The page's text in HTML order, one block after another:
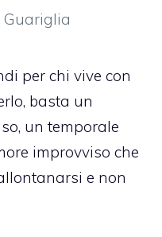
Guariglia
per chi vive con
basta un
un temporale
improvviso che
e non